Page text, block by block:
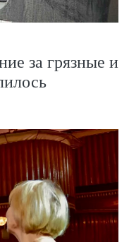
за грязные и